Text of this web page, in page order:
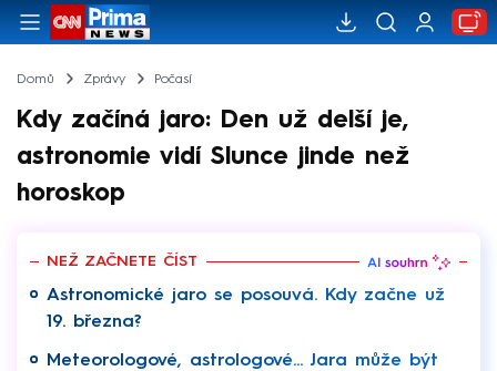
Domů Zprávy Počasí
Kdy začíná jaro: Den už delší je,
astronomie vidí Slunce jinde než
horoskop
NEŽ ZAČNETE ČÍST
Astronomické jaro se posouvá. Kdy začne už
19. března?
Meteorologové, astrologové... Jara může být